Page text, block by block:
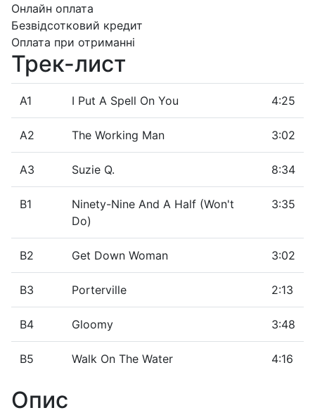
Онлайн оплата
Безвідсотковий кредит
Оплата при отриманні
Трек-лист
A1 I Put A Spell On You 4:25
A2 The Working Man 3:02
A3 Suzie Q. 8:34
B1
Ninety-Nine And A Half (Won't
Do)
3:35
B2 Get Down Woman 3:02
B3 Porterville 2:13
B4 Gloomy 3:48
B5 Walk On The Water 4:16
Опис